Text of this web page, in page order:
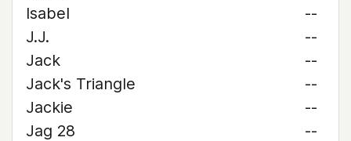
Isabel
--
J.J.
--
Jack
--
Jack's Triangle
--
Jackie
--
Jag 28
--